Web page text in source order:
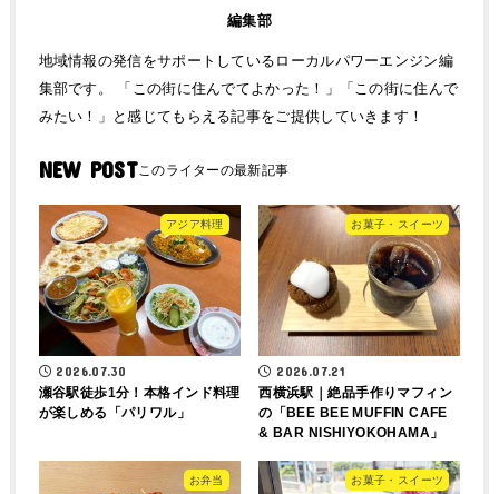
編集部
地域情報の発信をサポートしているローカルパワーエンジン編
集部です。 「この街に住んでてよかった！」「この街に住んで
みたい！」と感じてもらえる記事をご提供していきます！
NEW POST
アジア料理
2026.07.30
瀬谷駅徒歩1分！本格インド料理
が楽しめる「パリワル」
お菓子・スイーツ
2026.07.21
西横浜駅｜絶品手作りマフィン
の「BEE BEE MUFFIN CAFE
& BAR NISHIYOKOHAMA」
お弁当 お菓子・スイーツ